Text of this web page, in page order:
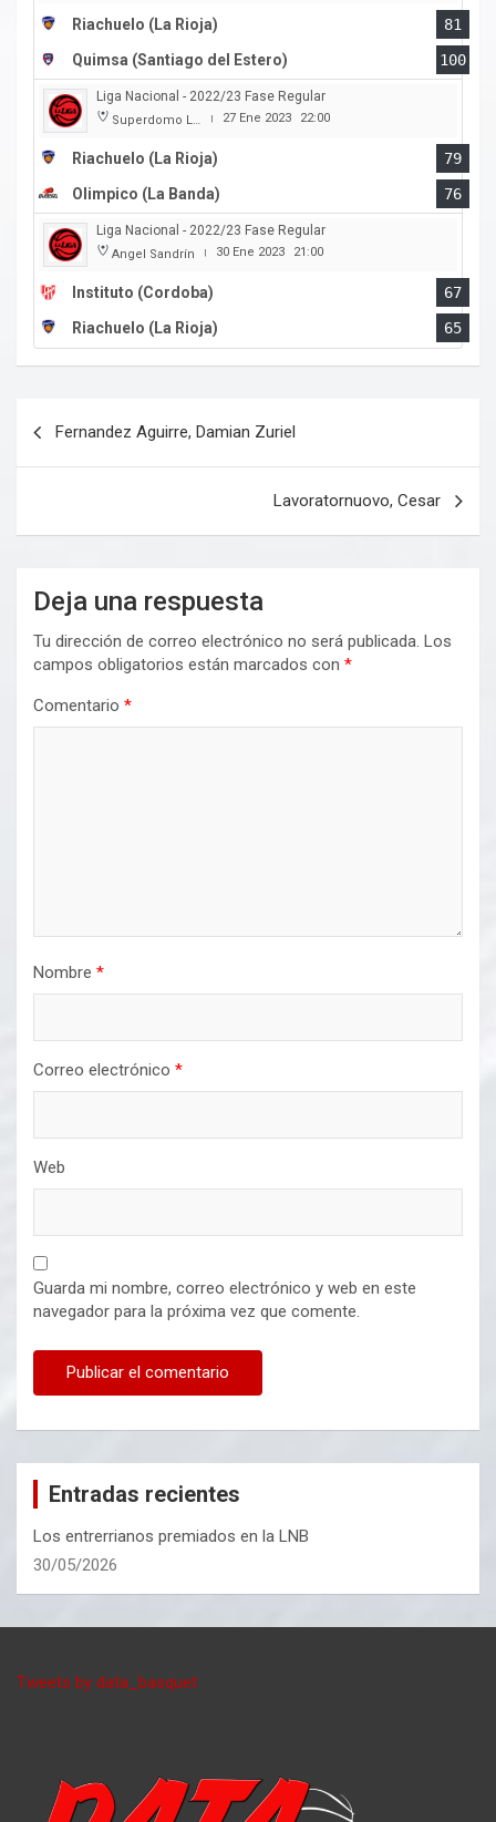
Riachuelo (La Rioja)
81
Quimsa (Santiago del Estero)
100
Liga Nacional - 2022/23 Fase Regular
Superdomo La Rioja | 27 Ene 2023 22:00
Riachuelo (La Rioja)
79
Olimpico (La Banda)
76
Liga Nacional - 2022/23 Fase Regular
Angel Sandrín | 30 Ene 2023 21:00
Instituto (Cordoba)
67
Riachuelo (La Rioja)
65
Fernandez Aguirre, Damian Zuriel
Lavoratornuovo, Cesar
Deja una respuesta
Tu dirección de correo electrónico no será publicada. Los
campos obligatorios están marcados con *
Comentario *
Nombre *
Correo electrónico *
Web
Guarda mi nombre, correo electrónico y web en este
navegador para la próxima vez que comente.
Entradas recientes
Los entrerrianos premiados en la LNB
30/05/2026
Tweets by data_basquet